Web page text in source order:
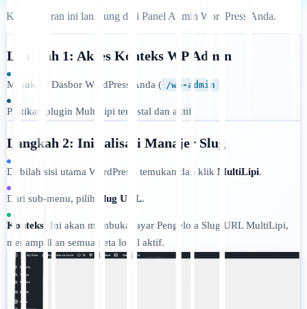
Kelola aturan ini langsung dari Panel Admin WordPress Anda.
Langkah 1: Akses Konteks WP Admin
Masuk ke Dasbor WordPress Anda ( /wp-admin
Pastikan plugin MultiLipi terinstal dan aktif.
Langkah 2: Inisialisasi Manajer Slug
Di bilah sisi utama WordPress, temukan dan klik MultiLipi.
Dari sub-menu, pilih Slug URL.
Konteks: Ini akan membuka layar Pengelola Slug URL MultiLipi,
menampilkan semua peta lokal aktif.